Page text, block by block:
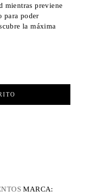
mientras previene
para poder
la máxima
MARCA: